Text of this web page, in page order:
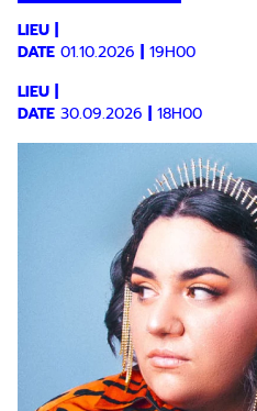
LIEU
DATE 01.10.2026
19H00
LIEU
DATE 30.09.2026 18H00